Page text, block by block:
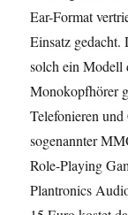
Ear-Format
Einsatz
solch ein Modell
Monokopfhörer
Telefonieren
sogenannter
Role-Playing
Plantronics